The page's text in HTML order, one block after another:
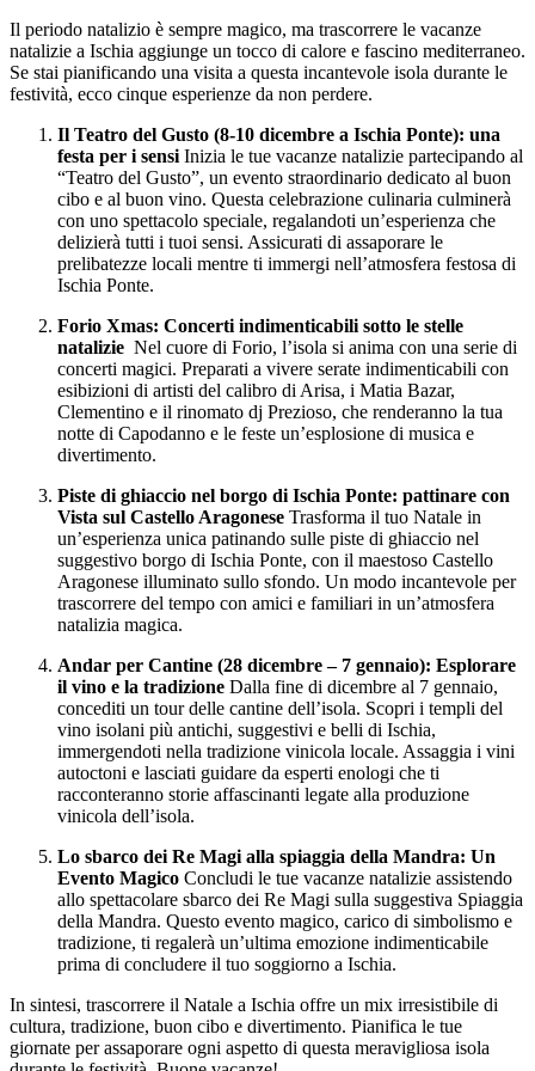
Salta
al
contenuto
Il periodo natalizio è sempre magico, ma trascorrere le vacanze
natalizie a Ischia aggiunge un tocco di calore e fascino mediterraneo.
Se stai pianificando una visita a questa incantevole isola durante le
festività, ecco cinque esperienze da non perdere.
Il Teatro del Gusto (8-10 dicembre a Ischia Ponte): una
festa per i sensi Inizia le tue vacanze natalizie partecipando al
“Teatro del Gusto”, un evento straordinario dedicato al buon
cibo e al buon vino. Questa celebrazione culinaria culminerà
con uno spettacolo speciale, regalandoti un’esperienza che
delizierà tutti i tuoi sensi. Assicurati di assaporare le
prelibatezze locali mentre ti immergi nell’atmosfera festosa di
Ischia Ponte.
Forio Xmas: Concerti indimenticabili sotto le stelle
natalizie Nel cuore di Forio, l’isola si anima con una serie di
concerti magici. Preparati a vivere serate indimenticabili con
esibizioni di artisti del calibro di Arisa, i Matia Bazar,
Clementino e il rinomato dj Prezioso, che renderanno la tua
notte di Capodanno e le feste un’esplosione di musica e
divertimento.
Piste di ghiaccio nel borgo di Ischia Ponte: pattinare con
Vista sul Castello Aragonese Trasforma il tuo Natale in
un’esperienza unica patinando sulle piste di ghiaccio nel
suggestivo borgo di Ischia Ponte, con il maestoso Castello
Aragonese illuminato sullo sfondo. Un modo incantevole per
trascorrere del tempo con amici e familiari in un’atmosfera
natalizia magica.
Andar per Cantine (28 dicembre – 7 gennaio): Esplorare
il vino e la tradizione Dalla fine di dicembre al 7 gennaio,
concediti un tour delle cantine dell’isola. Scopri i templi del
vino isolani più antichi, suggestivi e belli di Ischia,
immergendoti nella tradizione vinicola locale. Assaggia i vini
autoctoni e lasciati guidare da esperti enologi che ti
racconteranno storie affascinanti legate alla produzione
vinicola dell’isola.
Lo sbarco dei Re Magi alla spiaggia della Mandra: Un
Evento Magico Concludi le tue vacanze natalizie assistendo
allo spettacolare sbarco dei Re Magi sulla suggestiva Spiaggia
della Mandra. Questo evento magico, carico di simbolismo e
tradizione, ti regalerà un’ultima emozione indimenticabile
prima di concludere il tuo soggiorno a Ischia.
In sintesi, trascorrere il Natale a Ischia offre un mix irresistibile di
cultura, tradizione, buon cibo e divertimento. Pianifica le tue
giornate per assaporare ogni aspetto di questa meravigliosa isola